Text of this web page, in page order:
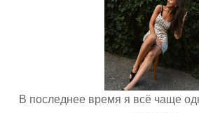
В последнее время я всё чаще